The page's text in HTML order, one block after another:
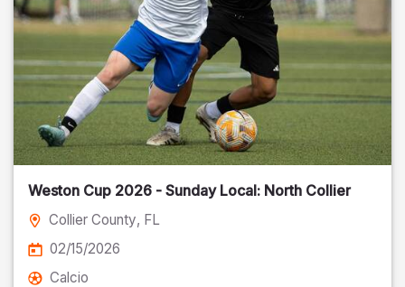
Weston Cup 2026 - Sunday Local: North Collier
Collier County, FL
02/15/2026
Calcio